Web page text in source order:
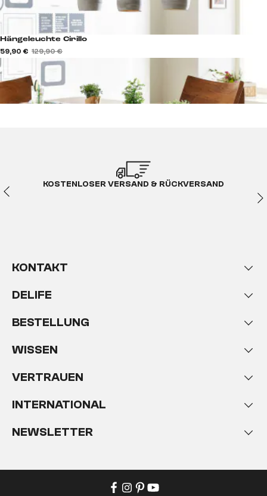
Hängeleuchte Cirillo
59,90 € 129,90 €
KOSTENLOSER VERSAND & RÜCKVERSAND
KONTAKT
DELIFE
BESTELLUNG
WISSEN
VERTRAUEN
INTERNATIONAL
NEWSLETTER